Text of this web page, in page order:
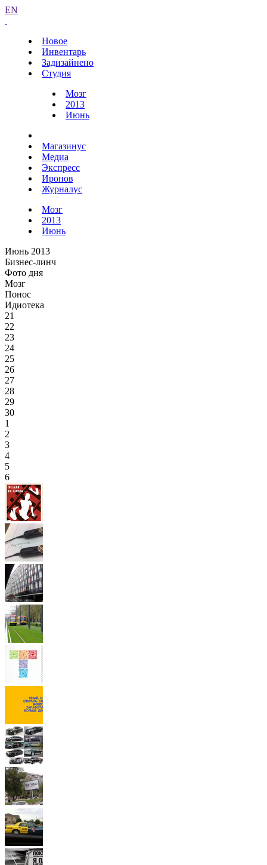
EN
Новое
Инвентарь
Задизайнено
Студия
Мозг
2013
Июнь
Магазинус
Медиа
Экспресс
Иронов
Журналус
Мозг
2013
Июнь
Июнь 2013
Бизнес-линч
Фото дня
Мозг
Понос
Идиотека
21
22
23
24
25
26
27
28
29
30
1
2
3
4
5
6